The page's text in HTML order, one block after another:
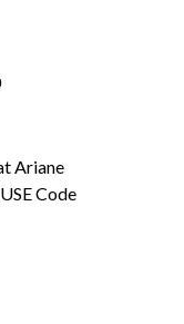
Ariane
Code